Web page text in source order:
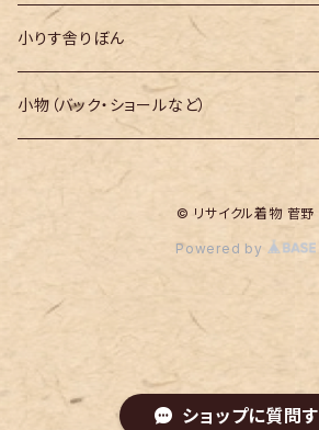
ショップに質問
小りす舎りぼん
小物（バック・ショールなど）
© リサイクル着物 菅野
Powered by